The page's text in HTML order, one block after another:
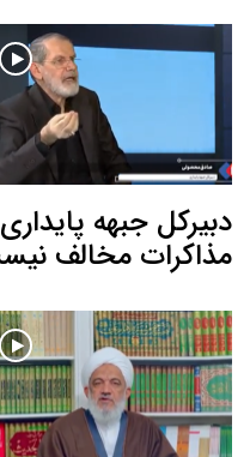
دبیرکل جبهه
مذاکرات مخالف